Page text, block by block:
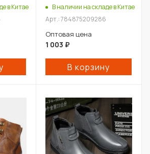
в Китае
В наличии на складе в Китае
Арт.: 784875209286
Оптовая цена
1 003 ₽
В корзину